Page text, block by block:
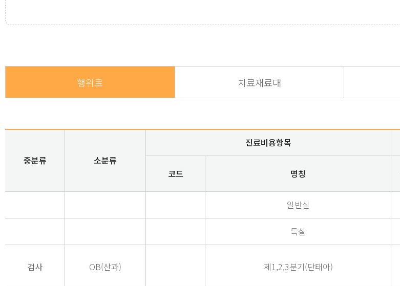
행위료 치료재료대
중분류 소분류
진료비용항목
코드
명칭
일반실
특실
검사 OB(산과) 제1,2,3분기(단태아)